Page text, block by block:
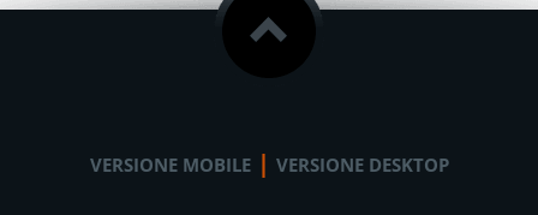
VERSIONE MOBILE | VERSIONE DESKTOP